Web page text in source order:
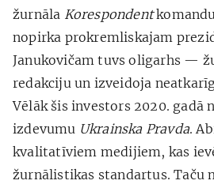
žurnāla Korespondent
nopirka prokremliskajam
Janukovičam tuvs oligarhs —
redakciju un izveidoja
Vēlāk šis investors 2020. gadā
izdevumu Ukrainska Pravda.
kvalitatīviem medijiem, kas
žurnālistikas standartus. Taču